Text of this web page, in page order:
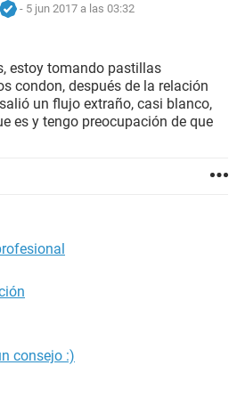
- 5 jun 2017 a las 03:32
estoy tomando pastillas
condon, después de la relación
un flujo extraño, casi blanco,
es y tengo preocupación de que
consejo :)